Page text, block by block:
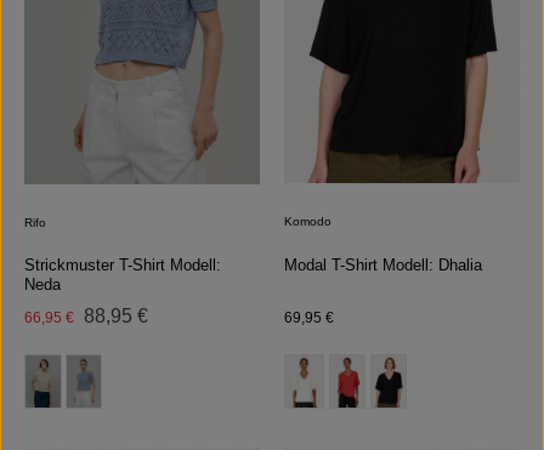
Rifo
Strickmuster T-Shirt Modell:
Neda
Verkaufspreis:
66,95 € Regulärer Preis:
88,95 €
Farbeauswählen
(Diese Option ist zurzeit nicht verfügbar.)
Komodo
Modal T-Shirt Modell: Dhalia
Regulärer Preis:
69,95 €
Farbeauswählen